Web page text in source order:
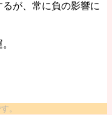
が、常に負の影響に
。